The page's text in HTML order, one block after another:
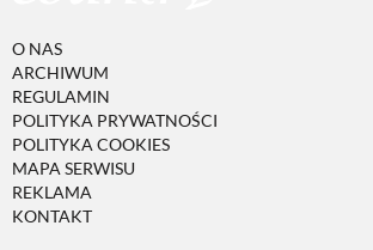
O NAS
ARCHIWUM
REGULAMIN
POLITYKA PRYWATNOŚCI
POLITYKA COOKIES
MAPA SERWISU
REKLAMA
KONTAKT